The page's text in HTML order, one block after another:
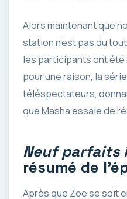
Alors maintenant que
station n’est pas du
les participants ont
pour une raison, la
téléspectateurs,
que Masha essaie de
Neuf parfaits
résumé de
Après que Zoe se soit